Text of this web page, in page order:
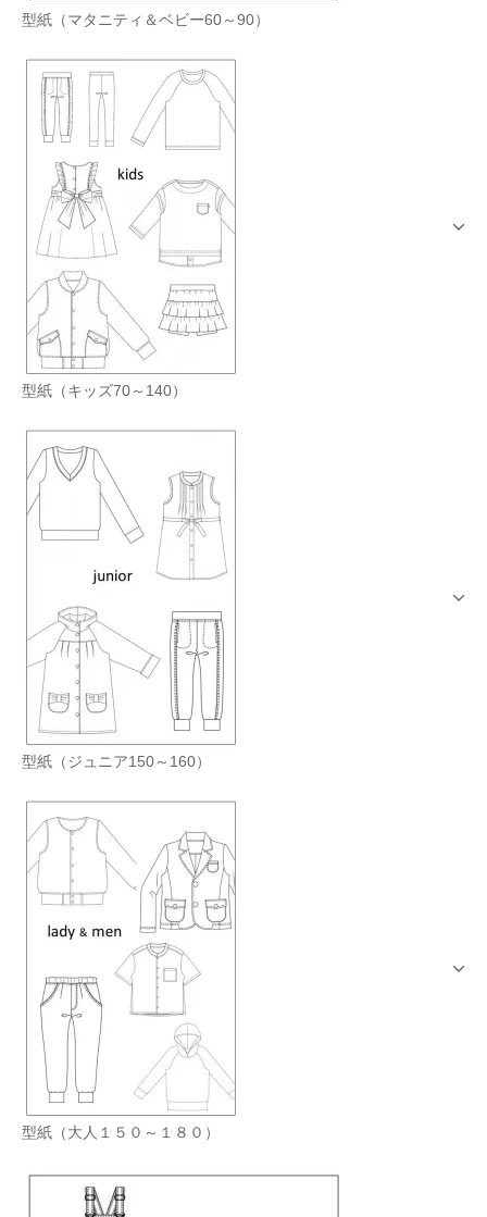
型紙（マタニティ＆ベビー60～90）
型紙（キッズ70～140）
型紙（ジュニア150～160）
型紙（大人１５０～１８０）